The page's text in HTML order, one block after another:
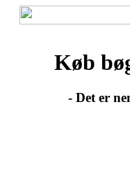
Køb
- Det er